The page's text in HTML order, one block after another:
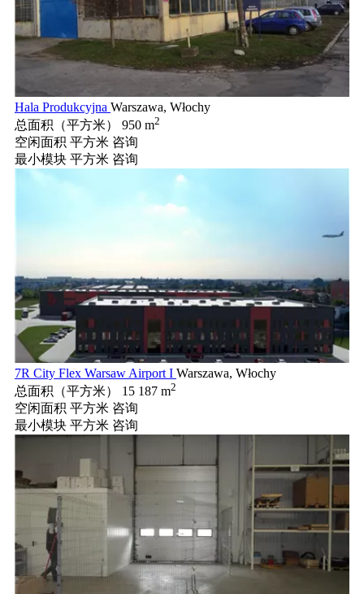
Hala Produkcyjna Warszawa, Włochy
总面积（平方米）
950 m2
空闲面积 平方米 咨询
最小模块 平方米 咨询
7R City Flex Warsaw Airport I Warszawa, Włochy
总面积（平方米）
15 187 m2
空闲面积 平方米 咨询
最小模块 平方米 咨询